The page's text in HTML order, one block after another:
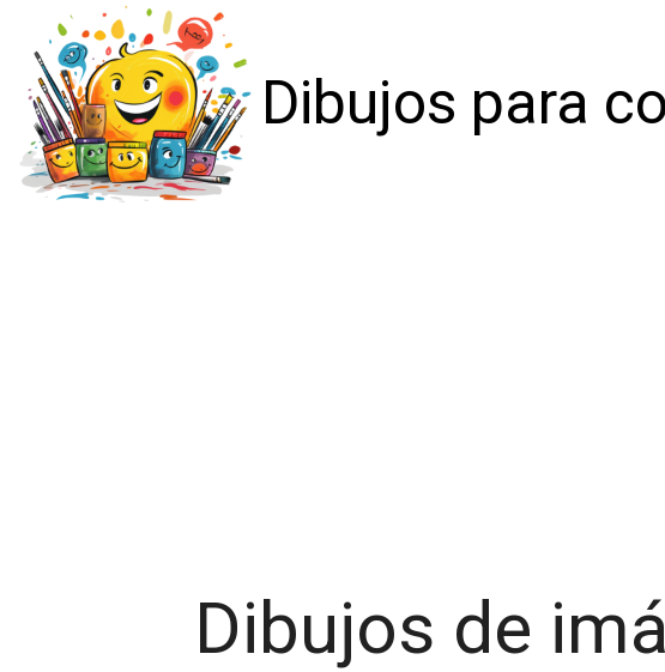
Dibujos para
Dibujos de